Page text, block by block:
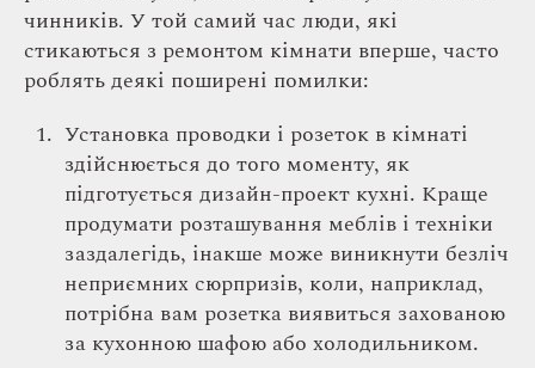
чинників. У той самий час люди, які
стикаються з ремонтом кімнати вперше, часто
роблять деякі поширені помилки:
Установка проводки і розеток в кімнаті
здійснюється до того моменту, як
підготується дизайн-проект кухні. Краще
продумати розташування меблів і техніки
заздалегідь, інакше може виникнути безліч
неприємних сюрпризів, коли, наприклад,
потрібна вам розетка виявиться захованою
за кухонною шафою або холодильником.